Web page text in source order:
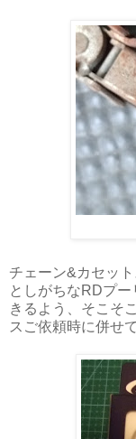
チェーン&カセッ
としがちなRDプ
きるよう、そこそ
スご依頼時に併せ